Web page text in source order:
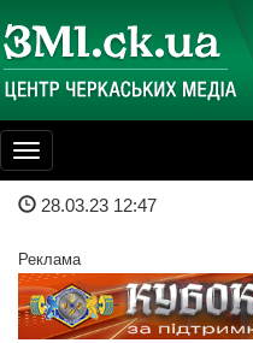
Toggle
navigation
28.03.23 12:47
Реклама